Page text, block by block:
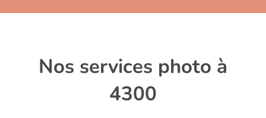
Nos services photo à
4300